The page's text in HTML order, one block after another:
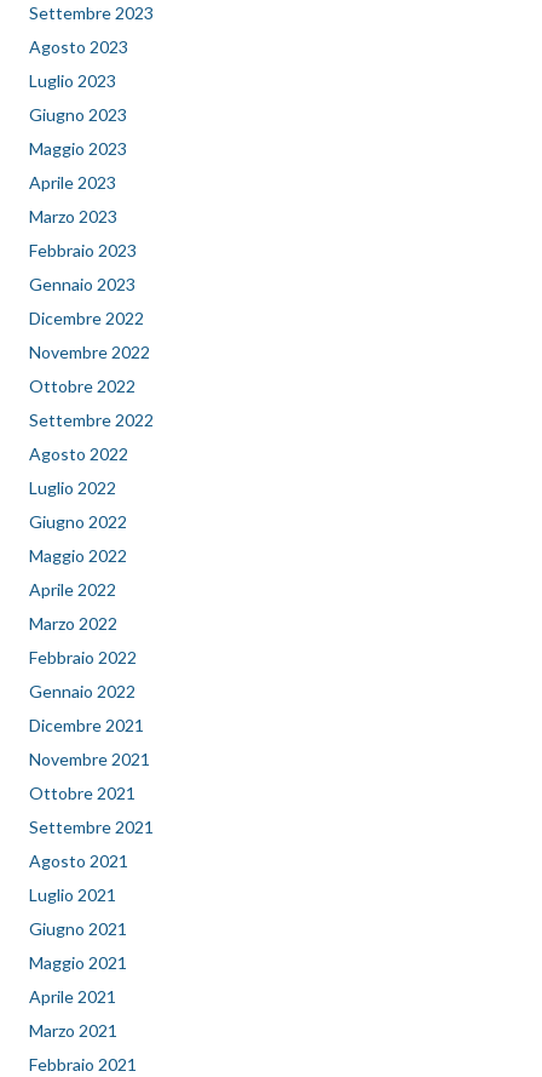
Settembre 2023
Agosto 2023
Luglio 2023
Giugno 2023
Maggio 2023
Aprile 2023
Marzo 2023
Febbraio 2023
Gennaio 2023
Dicembre 2022
Novembre 2022
Ottobre 2022
Settembre 2022
Agosto 2022
Luglio 2022
Giugno 2022
Maggio 2022
Aprile 2022
Marzo 2022
Febbraio 2022
Gennaio 2022
Dicembre 2021
Novembre 2021
Ottobre 2021
Settembre 2021
Agosto 2021
Luglio 2021
Giugno 2021
Maggio 2021
Aprile 2021
Marzo 2021
Febbraio 2021